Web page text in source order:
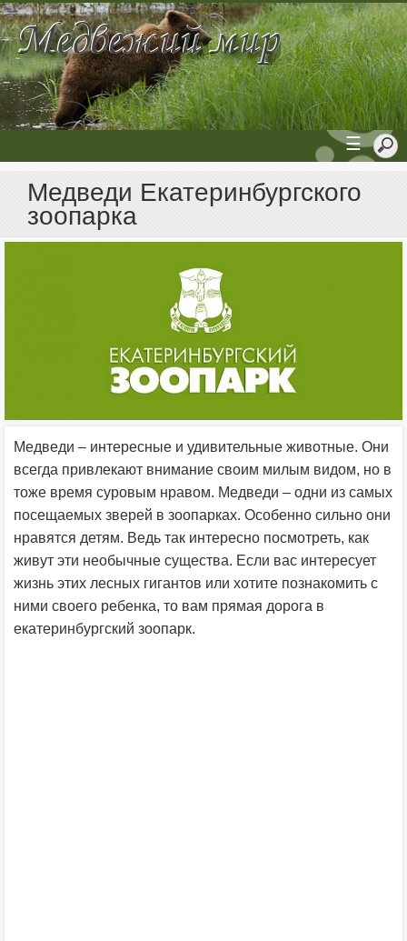
☰
Медведи Екатеринбургского
зоопарка
Медведи – интересные и удивительные животные. Они
всегда привлекают внимание своим милым видом, но в
тоже время суровым нравом. Медведи – одни из самых
посещаемых зверей в зоопарках. Особенно сильно они
нравятся детям. Ведь так интересно посмотреть, как
живут эти необычные существа. Если вас интересует
жизнь этих лесных гигантов или хотите познакомить с
ними своего ребенка, то вам прямая дорога в
екатеринбургский зоопарк.